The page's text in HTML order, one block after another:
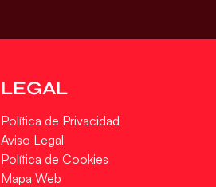
LEGAL
Política de Privacidad
Aviso Legal
Política de Cookies
Mapa Web